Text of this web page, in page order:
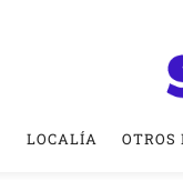
LOCALÍA OTROS